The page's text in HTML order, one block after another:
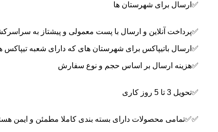
✅ارسال برای شهرستان ها
✅پرداخت آنلاین و ارسال با پست معمولی و پیشتاز به
✅ارسال باتیپاکس برای شهرستان های که دارای شعبه تیپاکس
✅هزینه ارسال بر اساس حجم و نوع سفارش
✅تحویل 3 تا 5 روز کاری
✅✅تمامی محصولات دارای بسته بندی کاملا مطمئن و ایمن